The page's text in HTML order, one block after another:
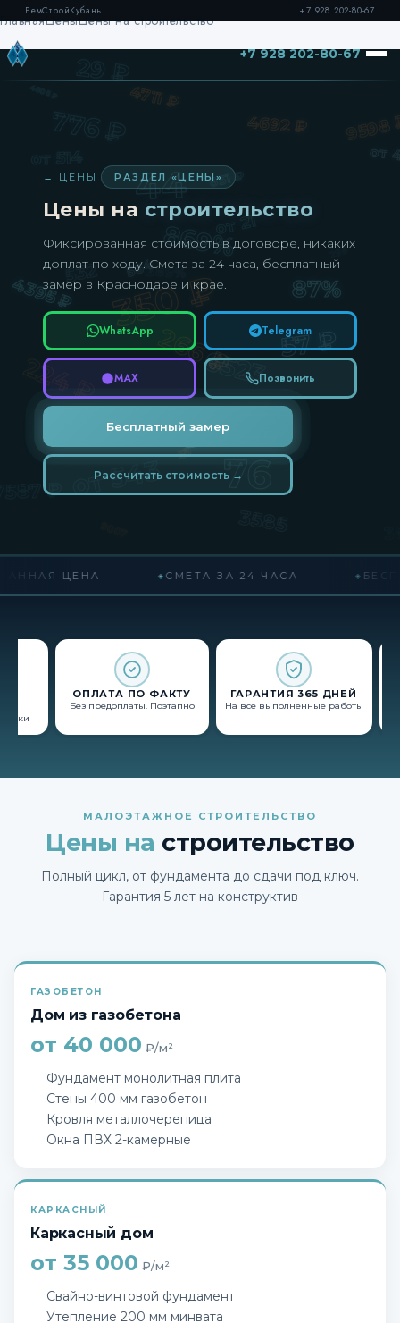
РемСтройКубань +7 928 202-80-67
+7 928 202-80-67
ГлавнаяЦеныЦены на строительство
← ЦЕНЫ РАЗДЕЛ «ЦЕНЫ»
Цены на строительство
Фиксированная стоимость в договоре, никаких
доплат по ходу. Смета за 24 часа, бесплатный
замер в Краснодаре и крае.
WhatsApp Telegram
MAX Позвонить
Бесплатный замер
Рассчитать стоимость →
ЦЕНА СМЕТА ЗА 24 ЧАСА
ОПЛАТА ПО ФАКТУ
Без предоплаты. Поэтапно
ГАРАНТИЯ 365 ДНЕЙ
На все выполненные работы
МАЛОЭТАЖНОЕ СТРОИТЕЛЬСТВО
Цены на строительство
Полный цикл, от фундамента до сдачи под ключ.
Гарантия 5 лет на конструктив
ГАЗОБЕТОН
Дом из газобетона
от 40 000 ₽/м²
Фундамент монолитная плита
Стены 400 мм газобетон
Кровля металлочерепица
Окна ПВХ 2-камерные
КАРКАСНЫЙ
Каркасный дом
от 35 000 ₽/м²
Свайно-винтовой фундамент
Утепление 200 мм минвата